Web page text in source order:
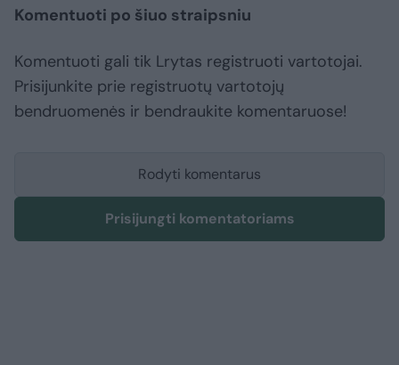
Komentuoti po šiuo straipsniu
Komentuoti gali tik Lrytas registruoti vartotojai.
Prisijunkite prie registruotų vartotojų
bendruomenės ir bendraukite komentaruose!
Rodyti komentarus
Prisijungti komentatoriams